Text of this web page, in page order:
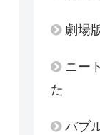
劇場
ニー
た
バブ